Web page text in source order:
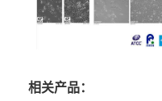
相关产品：